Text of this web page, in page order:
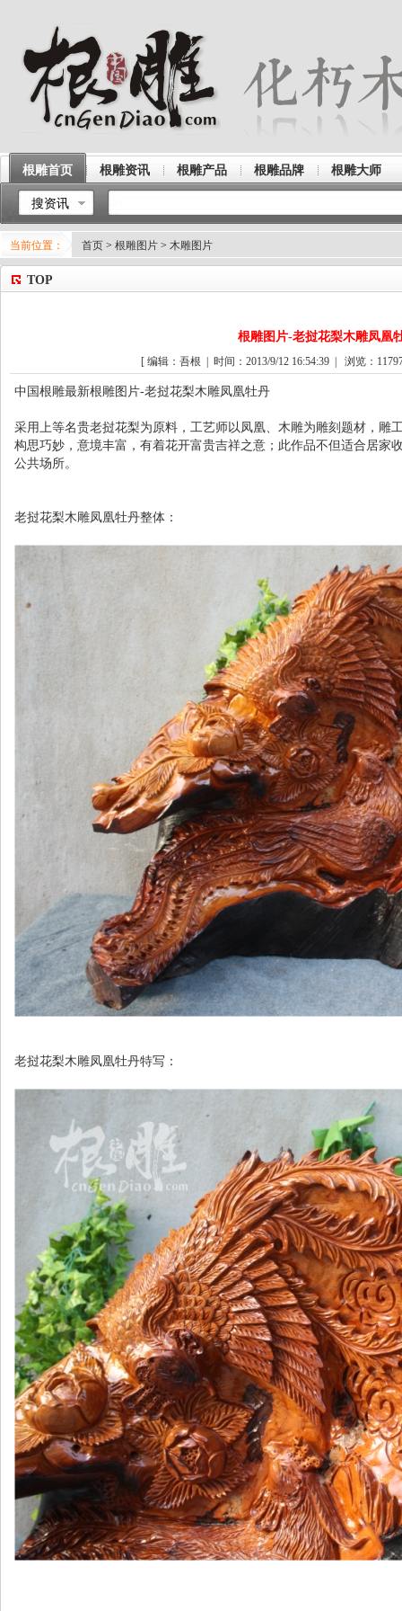
根雕首页 根雕资讯 根雕产品 根雕品牌 根雕大师
搜资讯
当前位置： 首页 > 根雕图片 > 木雕图片
TOP
根雕图片-老挝花梨木雕凤凰
[ 编辑：吾根 | 时间：2013/9/12 16:54:39 | 浏览：
中国根雕最新根雕图片-老挝花梨木雕凤凰牡丹
采用上等名贵老挝花梨为原料，工艺师以凤凰、木雕为雕刻题材，雕
构思巧妙，意境丰富，有着花开富贵吉祥之意；此作品不但适合居家
公共场所。
老挝花梨木雕凤凰牡丹整体：
老挝花梨木雕凤凰牡丹特写：